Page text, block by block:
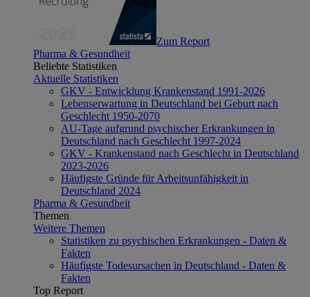
Zum Report
Pharma & Gesundheit
Beliebte Statistiken
Aktuelle Statistiken
GKV - Entwicklung Krankenstand 1991-2026
Lebenserwartung in Deutschland bei Geburt nach
Geschlecht 1950-2070
AU-Tage aufgrund psychischer Erkrankungen in
Deutschland nach Geschlecht 1997-2024
GKV - Krankenstand nach Geschlecht in Deutschland
2023-2026
Häufigste Gründe für Arbeitsunfähigkeit in
Deutschland 2024
Pharma & Gesundheit
Themen
Weitere Themen
Statistiken zu psychischen Erkrankungen - Daten &
Fakten
Häufigste Todesursachen in Deutschland - Daten &
Fakten
Top Report